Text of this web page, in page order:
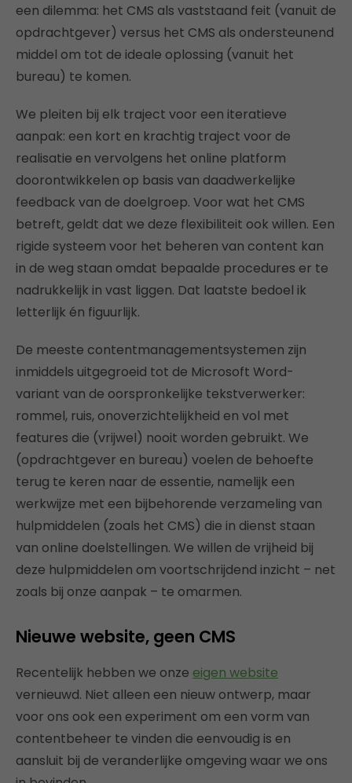
een dilemma: het CMS als vaststaand feit (vanuit de
opdrachtgever) versus het CMS als ondersteunend
middel om tot de ideale oplossing (vanuit het
bureau) te komen.
We pleiten bij elk traject voor een iteratieve
aanpak: een kort en krachtig traject voor de
realisatie en vervolgens het online platform
doorontwikkelen op basis van daadwerkelijke
feedback van de doelgroep. Voor wat het CMS
betreft, geldt dat we deze flexibiliteit ook willen. Een
rigide systeem voor het beheren van content kan
in de weg staan omdat bepaalde procedures er te
nadrukkelijk in vast liggen. Dat laatste bedoel ik
letterlijk én figuurlijk.
De meeste contentmanagementsystemen zijn
inmiddels uitgegroeid tot de Microsoft Word-
variant van de oorspronkelijke tekstverwerker:
rommel, ruis, onoverzichtelijkheid en vol met
features die (vrijwel) nooit worden gebruikt. We
(opdrachtgever en bureau) voelen de behoefte
terug te keren naar de essentie, namelijk een
werkwijze met een bijbehorende verzameling van
hulpmiddelen (zoals het CMS) die in dienst staan
van online doelstellingen. We willen de vrijheid bij
deze hulpmiddelen om voortschrijdend inzicht – net
zoals bij onze aanpak – te omarmen.
Nieuwe website, geen CMS
Recentelijk hebben we onze eigen website
vernieuwd. Niet alleen een nieuw ontwerp, maar
voor ons ook een experiment om een vorm van
contentbeheer te vinden die eenvoudig is en
aansluit bij de veranderlijke omgeving waar we ons